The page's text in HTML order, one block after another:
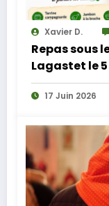
Xavier D.
Repas sous
Lagastet le
17 Juin 2026